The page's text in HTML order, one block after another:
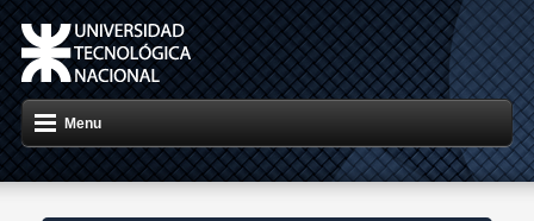
Menu